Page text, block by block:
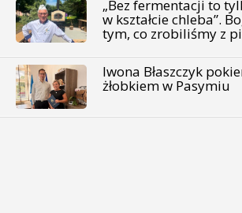
„Bez fermentacji to
w kształcie chleba”.
tym, co zrobiliśmy z
Iwona Błaszczyk
żłobkiem w Pasymiu